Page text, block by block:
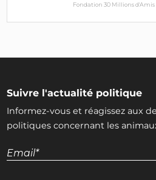
Fondation 30 Millions d'Amis
Suivre l'actualité politique
Informez-vous et réagissez aux
politiques concernant les